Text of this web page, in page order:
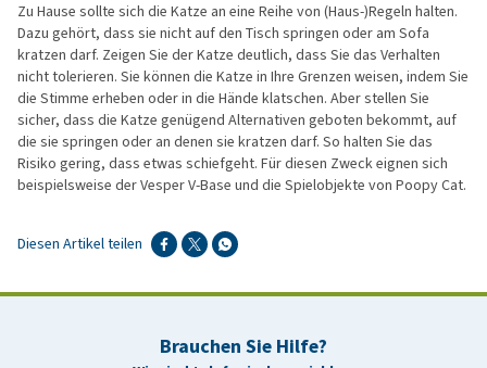
Zu Hause sollte sich die Katze an eine Reihe von (Haus-)Regeln halten.
Dazu gehört, dass sie nicht auf den Tisch springen oder am Sofa
kratzen darf. Zeigen Sie der Katze deutlich, dass Sie das Verhalten
nicht tolerieren. Sie können die Katze in Ihre Grenzen weisen, indem Sie
die Stimme erheben oder in die Hände klatschen. Aber stellen Sie
sicher, dass die Katze genügend Alternativen geboten bekommt, auf
die sie springen oder an denen sie kratzen darf. So halten Sie das
Risiko gering, dass etwas schiefgeht. Für diesen Zweck eignen sich
beispielsweise der Vesper V-Base und die Spielobjekte von Poopy Cat.
Diesen Artikel teilen
Brauchen Sie Hilfe?